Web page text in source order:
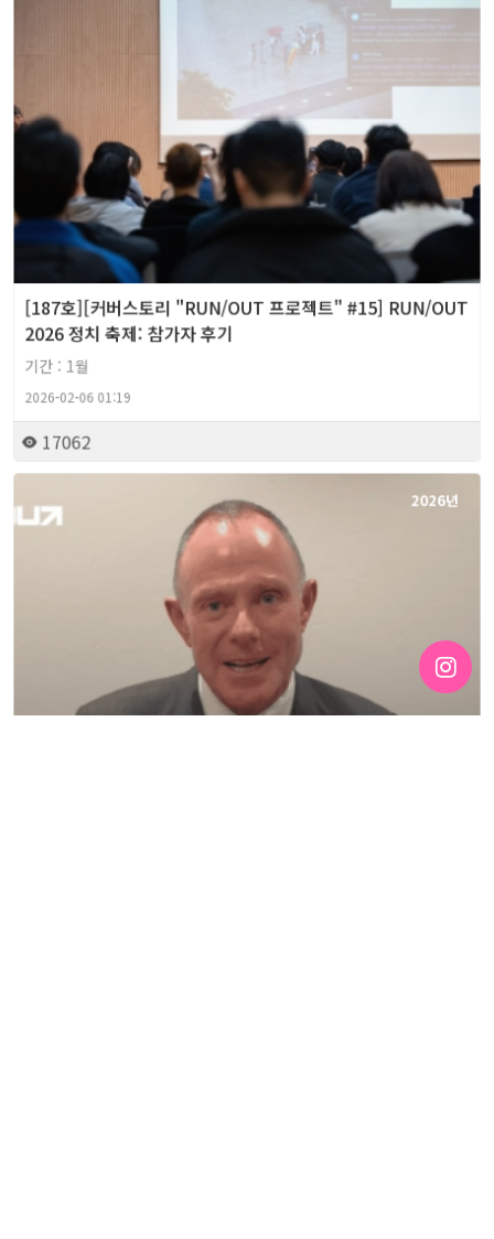
[187호][커버스토리 "RUN/OUT 프로젝트" #15] RUN/OUT
2026 정치 축제: 참가자 후기
기간 : 1월
2026-02-06 01:19
17062
2026년